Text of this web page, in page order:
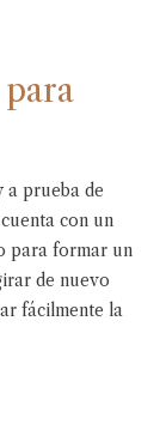
a prueba de
con un
para formar un
de nuevo
fácilmente la